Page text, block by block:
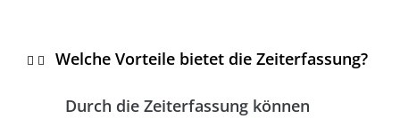
Welche Vorteile bietet die Zeiterfassung?
Durch die Zeiterfassung können